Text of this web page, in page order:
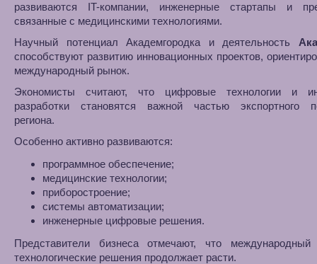
развиваются IT-компании, инженерные стартапы и
связанные с медицинскими технологиями.
Научный потенциал Академгородка и деятельность
способствуют развитию инновационных проектов,
международный рынок.
Экономисты считают, что цифровые технологии и
разработки становятся важной частью экспортного
региона.
Особенно активно развиваются:
программное обеспечение;
медицинские технологии;
приборостроение;
системы автоматизации;
инженерные цифровые решения.
Представители бизнеса отмечают, что
технологические решения продолжает расти.